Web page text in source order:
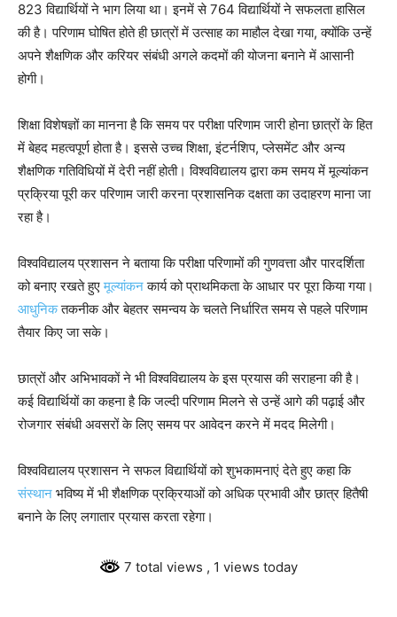
823 विद्यार्थियों ने भाग लिया था। इनमें से 764 विद्यार्थियों ने सफलता हासिल
की है। परिणाम घोषित होते ही छात्रों में उत्साह का माहौल देखा गया, क्योंकि उन्हें
अपने शैक्षणिक और करियर संबंधी अगले कदमों की योजना बनाने में आसानी
होगी।
शिक्षा विशेषज्ञों का मानना है कि समय पर परीक्षा परिणाम जारी होना छात्रों के हित
में बेहद महत्वपूर्ण होता है। इससे उच्च शिक्षा, इंटर्नशिप, प्लेसमेंट और अन्य
शैक्षणिक गतिविधियों में देरी नहीं होती। विश्वविद्यालय द्वारा कम समय में मूल्यांकन
प्रक्रिया पूरी कर परिणाम जारी करना प्रशासनिक दक्षता का उदाहरण माना जा
रहा है।
विश्वविद्यालय प्रशासन ने बताया कि परीक्षा परिणामों की गुणवत्ता और पारदर्शिता
को बनाए रखते हुएमूल्यांकनकार्य को प्राथमिकता के आधार पर पूरा किया गया।
आधुनिकतकनीक और बेहतर समन्वय के चलते निर्धारित समय से पहले परिणाम
तैयार किए जा सके।
छात्रों और अभिभावकों ने भी विश्वविद्यालय के इस प्रयास की सराहना की है।
कई विद्यार्थियों का कहना है कि जल्दी परिणाम मिलने से उन्हें आगे की पढ़ाई और
रोजगार संबंधी अवसरों के लिए समय पर आवेदन करने में मदद मिलेगी।
विश्वविद्यालय प्रशासन ने सफल विद्यार्थियों को शुभकामनाएं देते हुए कहा कि
संस्थान भविष्य में भी शैक्षणिक प्रक्रियाओं को अधिक प्रभावी और छात्र हितैषी
बनाने के लिए लगातार प्रयास करता रहेगा।
7 total views , 1 views today